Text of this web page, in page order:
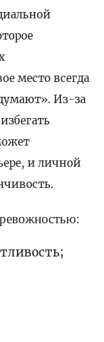
место всегда
Из-за
и личной